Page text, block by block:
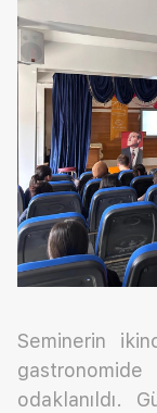
Seminerin
odaklanıldı.